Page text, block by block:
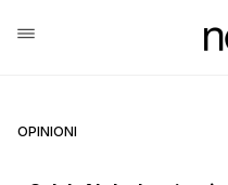
OPINIONI